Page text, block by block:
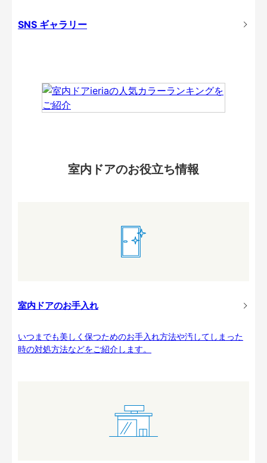
SNS ギャラリー
室内ドアのお役立ち情報
室内ドアのお手入れ
いつまでも美しく保つためのお手入れ方法や汚してしまった
時の対処方法などをご紹介します。